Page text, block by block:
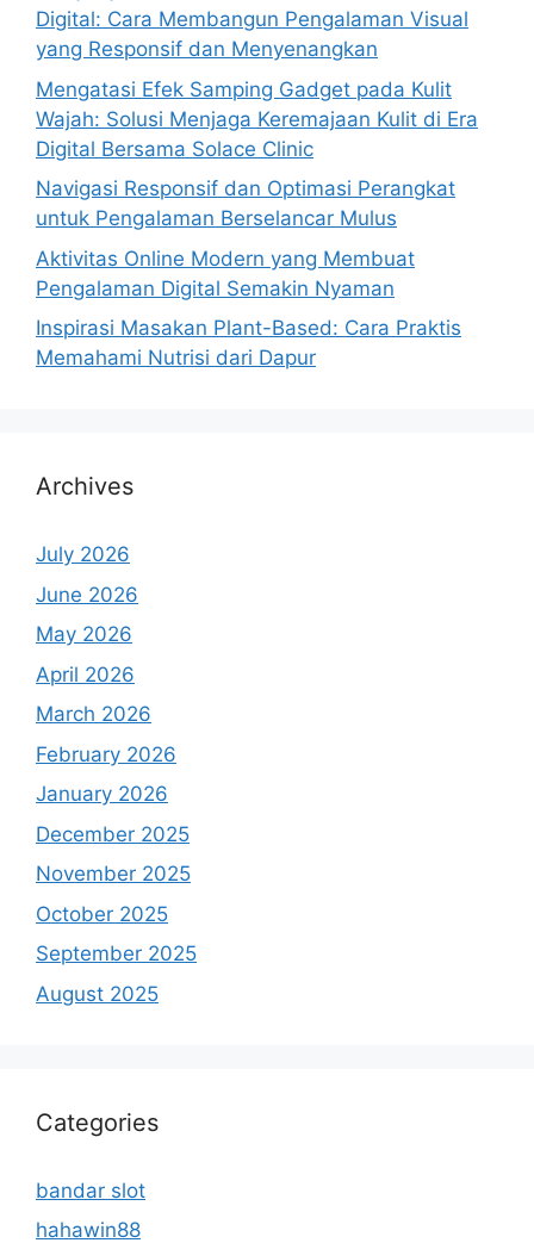
Digital: Cara Membangun Pengalaman Visual
yang Responsif dan Menyenangkan
Mengatasi Efek Samping Gadget pada Kulit
Wajah: Solusi Menjaga Keremajaan Kulit di Era
Digital Bersama Solace Clinic
Navigasi Responsif dan Optimasi Perangkat
untuk Pengalaman Berselancar Mulus
Aktivitas Online Modern yang Membuat
Pengalaman Digital Semakin Nyaman
Inspirasi Masakan Plant-Based: Cara Praktis
Memahami Nutrisi dari Dapur
Archives
July 2026
June 2026
May 2026
April 2026
March 2026
February 2026
January 2026
December 2025
November 2025
October 2025
September 2025
August 2025
Categories
bandar slot
hahawin88